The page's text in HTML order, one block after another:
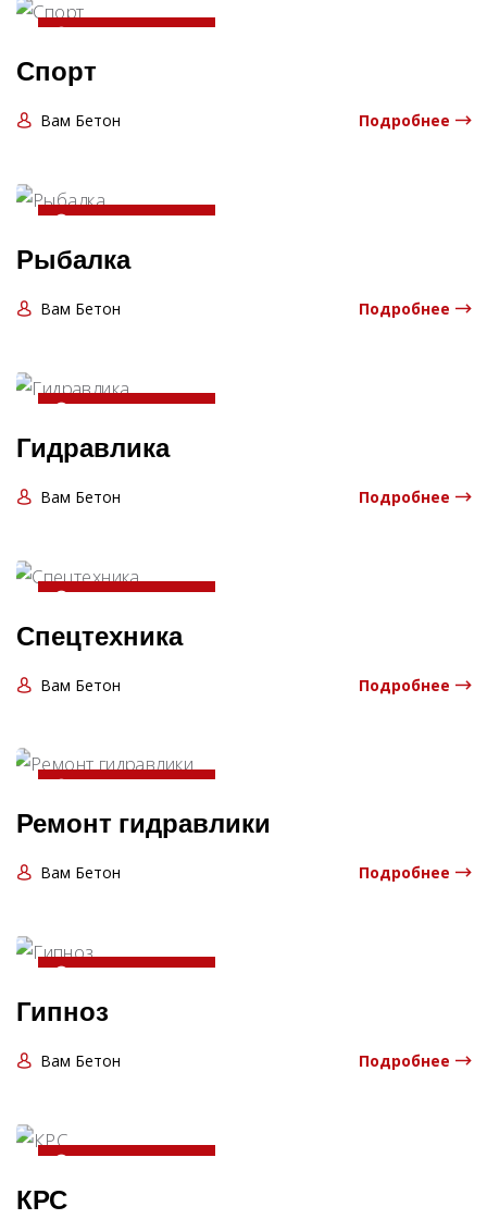
20-04-2025 13:06:00
Спорт
Вам Бетон Подробнее
20-04-2025 13:06:00
Рыбалка
Вам Бетон Подробнее
20-04-2025 13:06:00
Гидравлика
Вам Бетон Подробнее
20-04-2025 13:06:00
Спецтехника
Вам Бетон Подробнее
20-04-2025 13:06:00
Ремонт гидравлики
Вам Бетон Подробнее
20-04-2025 13:06:00
Гипноз
Вам Бетон Подробнее
20-04-2025 13:06:00
КРС